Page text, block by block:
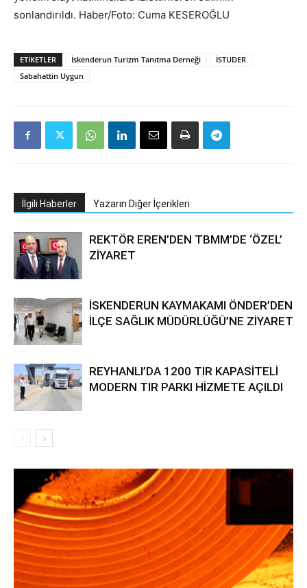
sonlandırıldı. Haber/Foto: Cuma KESEROĞLU
ETIKETLER İskenderun Turizm Tanıtma Derneği
İSTUDER
Sabahattin Uygun
İlgili Haberler Yazarın Diğer İçerikleri
REKTÖR EREN’DEN TBMM’DE ‘ÖZEL’
ZİYARET
İSKENDERUN KAYMAKAMI ÖNDER’DEN
İLÇE SAĞLIK MÜDÜRLÜĞÜ’NE ZİYARET
REYHANLI’DA 1200 TIR KAPASİTELİ
MODERN TIR PARKI HİZMETE AÇILDI